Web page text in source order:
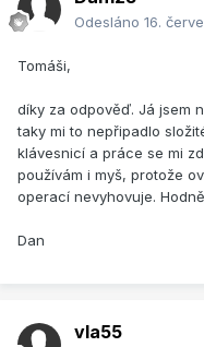
Odesláno 16.
Tomáši,
díky za odpověď. Já jsem
taky mi to nepřipadlo
klávesnicí a práce se mi
používám i myš, protože
operací nevyhovuje.
Dan
vla55